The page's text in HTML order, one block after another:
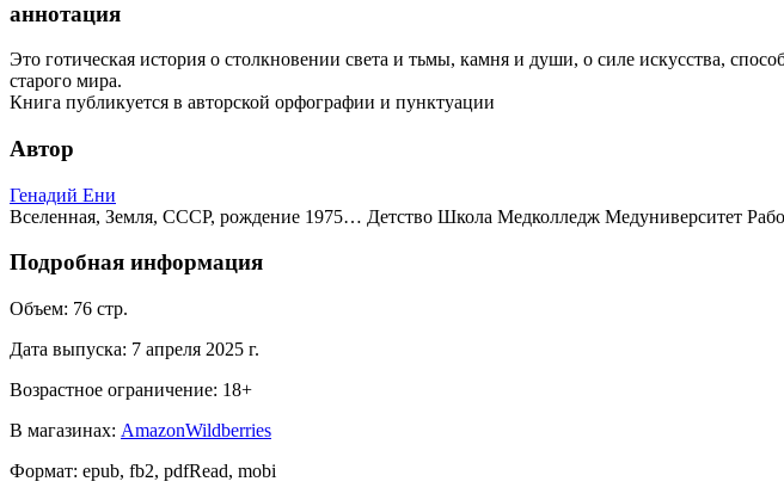
аннотация
Это готическая история о столкновении света и тьмы, камня и души, о силе искусства,
старого мира.
Книга публикуется в авторской орфографии и пунктуации
Автор
Генадий Ени
Вселенная, Земля, СССР, рождение 1975… Детство Школа Медколледж Медуниверситет
Подробная информация
Объем: 76 стр.
Дата выпуска: 7 апреля 2025 г.
Возрастное ограничение: 18+
В магазинах: AmazonWildberries
Формат: epub, fb2, pdfRead, mobi